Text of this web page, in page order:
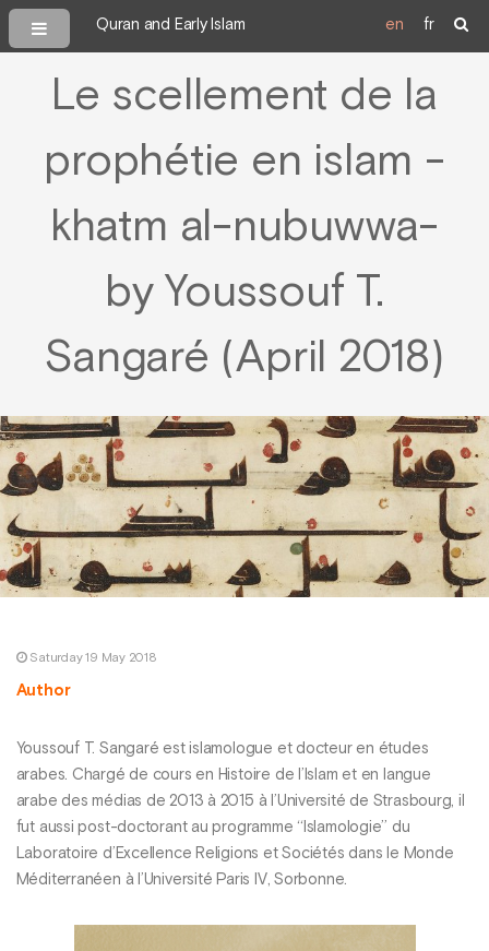
Quran and Early Islam en fr
Le scellement de la
prophétie en islam -
khatm al-nubuwwa-
by Youssouf T.
Sangaré (April 2018)
Saturday 19 May 2018
Author
Youssouf T. Sangaré est islamologue et docteur en études
arabes. Chargé de cours en Histoire de l’Islam et en langue
arabe des médias de 2013 à 2015 à l’Université de Strasbourg, il
fut aussi post-doctorant au programme ‘‘Islamologie’’ du
Laboratoire d’Excellence Religions et Sociétés dans le Monde
Méditerranéen à l’Université Paris IV, Sorbonne.